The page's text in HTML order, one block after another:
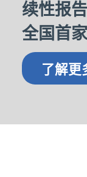
续性报
全国首
了解更